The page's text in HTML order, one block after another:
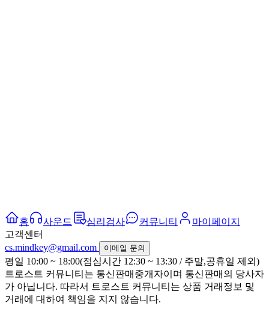
홈 사운드 심리검사 커뮤니티
마이페이지
고객센터
cs.mindkey@gmail.com
이메일 문의
평일 10:00 ~ 18:00(점심시간 12:30 ~ 13:30 / 주말,공휴일 제외)
트로스트 커뮤니티는 통신판매중개자이며 통신판매의 당사자
가 아닙니다. 따라서 트로스트 커뮤니티는 상품 거래정보 및
거래에 대하여 책임을 지지 않습니다.